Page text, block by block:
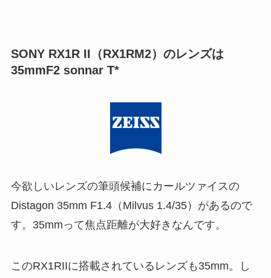
SONY RX1R II（RX1RM2）のレンズは
35mmF2 sonnar T*
今欲しいレンズの筆頭候補にカールツァイスの
Distagon 35mm F1.4（Milvus 1.4/35）があるので
す。35mmって焦点距離が大好きなんです。
このRX1RIIに搭載されているレンズも35mm。し